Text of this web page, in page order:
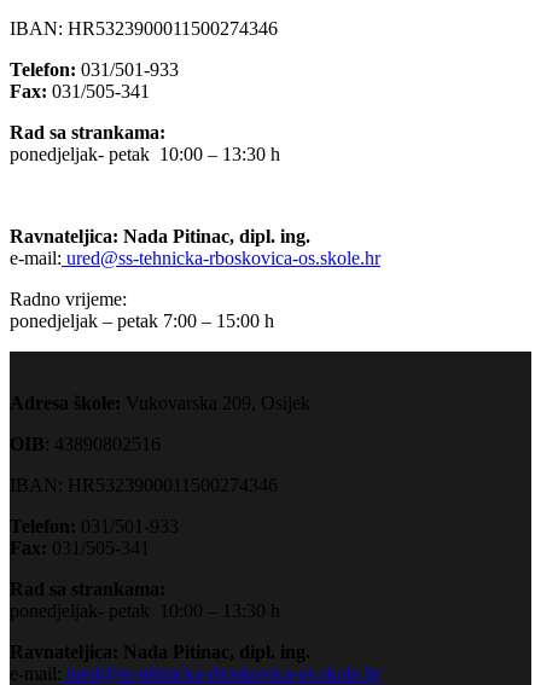
IBAN: HR5323900011500274346
Telefon: 031/501-933
Fax: 031/505-341
Rad sa strankama:
ponedjeljak- petak 10:00 – 13:30 h
Ravnateljica: Nada Pitinac, dipl. ing.
e-mail: ured@ss-tehnicka-rboskovica-os.skole.hr
Radno vrijeme:
ponedjeljak – petak 7:00 – 15:00 h
Adresa škole: Vukovarska 209, Osijek
OIB: 43890802516
IBAN: HR5323900011500274346
Telefon: 031/501-933
Fax: 031/505-341
Rad sa strankama:
ponedjeljak- petak 10:00 – 13:30 h
Ravnateljica: Nada Pitinac, dipl. ing.
e-mail: ured@ss-tehnicka-rboskovica-os.skole.hr